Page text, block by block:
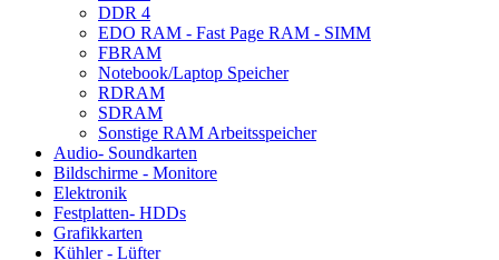
DDR 4
EDO RAM - Fast Page RAM - SIMM
FBRAM
Notebook/Laptop Speicher
RDRAM
SDRAM
Sonstige RAM Arbeitsspeicher
Audio- Soundkarten
Bildschirme - Monitore
Elektronik
Festplatten- HDDs
Grafikkarten
Kühler - Lüfter